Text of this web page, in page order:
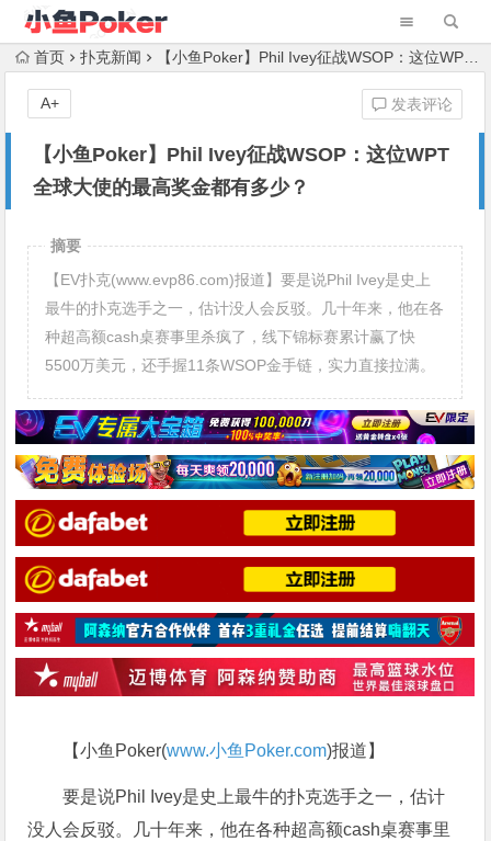
首页 扑克新闻 【小鱼Poker】Phil Ivey征战WSOP：这位WPT全球大使的最高奖金都有多少？
【小鱼Poker】Phil Ivey征战WSOP：这位WPT
全球大使的最高奖金都有多少？
发表评论
A+
摘要
【EV扑克(www.evp86.com)报道】要是说Phil Ivey是史上
最牛的扑克选手之一，估计没人会反驳。几十年来，他在各
种超高额cash桌赛事里杀疯了，线下锦标赛累计赢了快
5500万美元，还手握11条WSOP金手链，实力直接拉满。
【小鱼Poker(www.小鱼Poker.com)报道】
要是说Phil Ivey是史上最牛的扑克选手之一，估计
没人会反驳。几十年来，他在各种超高额cash桌赛事里